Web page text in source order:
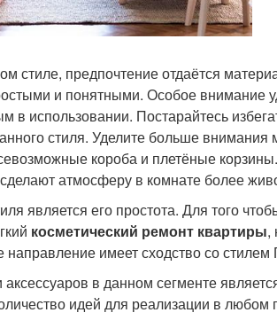
стиле, предпочтение отдаётся
и понятными. Особое внимание
в использовании. Постарайтесь
стиля. Уделите больше
короба и плетёные
атмосферу в комнате более
является его простота. Для того
косметический ремонт квартиры,
имеет сходство со стилем
в данном сегменте
идей для реализации в